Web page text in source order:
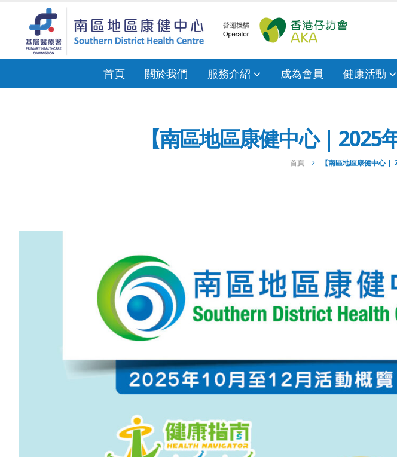
首頁 關於我們 服務介紹 成為會員 健康活動
【南區地區康健中心 | 2025
首頁 【南區地區康健中心 |